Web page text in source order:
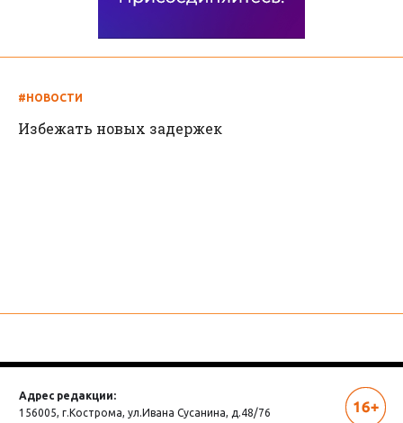
#НОВОСТИ
Избежать новых задержек
Адрес редакции:
156005, г.Кострома, ул.Ивана Сусанина, д.48/76